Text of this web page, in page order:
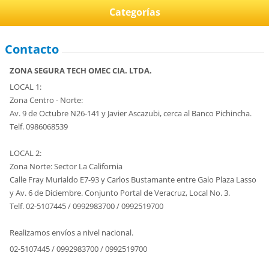
Categorías
Contacto
ZONA SEGURA TECH OMEC CIA. LTDA.
LOCAL 1:
Zona Centro - Norte:
Av. 9 de Octubre N26-141 y Javier Ascazubi, cerca al Banco Pichincha.
Telf. 0986068539
LOCAL 2:
Zona Norte: Sector La California
Calle Fray Murialdo E7-93 y Carlos Bustamante entre Galo Plaza Lasso
y Av. 6 de Diciembre. Conjunto Portal de Veracruz, Local No. 3.
Telf. 02-5107445 / 0992983700 / 0992519700
Realizamos envíos a nivel nacional.
02-5107445 / 0992983700 / 0992519700